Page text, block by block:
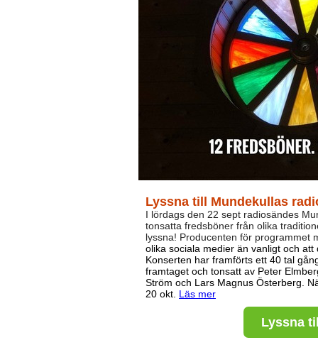
Lyssna till Mundekullas
I lördags den 22 sept radiosändes
tonsatta fredsböner från olika
lyssna! Producenten för programmet
olika sociala medier än vanligt och att
Konserten har framförts ett 40 tal
framtaget och tonsatt av Peter
Ström och Lars Magnus Österberg.
20 okt. Läs mer
Lyssna